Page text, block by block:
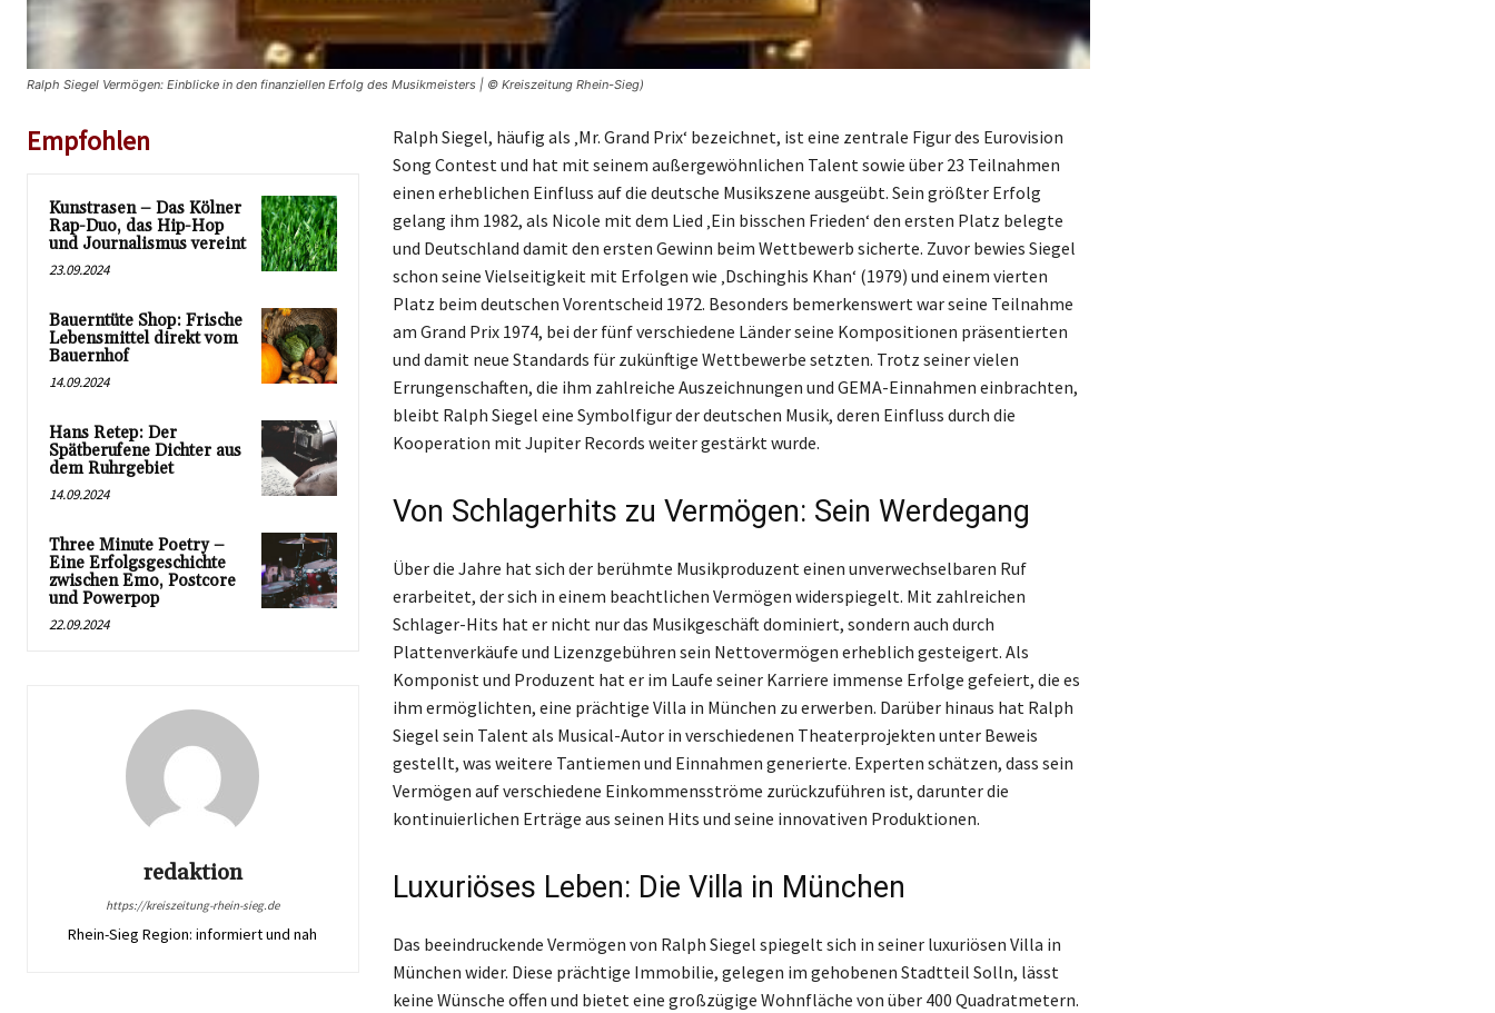
Ralph Siegel Vermögen: Einblicke in den finanziellen Erfolg des Musikmeisters | © Kreiszeitung Rhein-Sieg)
Empfohlen
Kunstrasen – Das Kölner
Rap-Duo, das Hip-Hop
und Journalismus vereint
23.09.2024
Bauerntüte Shop: Frische
Lebensmittel direkt vom
Bauernhof
14.09.2024
Hans Retep: Der
Spätberufene Dichter aus
dem Ruhrgebiet
14.09.2024
Three Minute Poetry –
Eine Erfolgsgeschichte
zwischen Emo, Postcore
und Powerpop
22.09.2024
redaktion
https://kreiszeitung-rhein-sieg.de
Rhein-Sieg Region: informiert und nah
Ralph Siegel, häufig als ‚Mr. Grand Prix‘ bezeichnet, ist eine zentrale Figur des Eurovision
Song Contest und hat mit seinem außergewöhnlichen Talent sowie über 23 Teilnahmen
einen erheblichen Einfluss auf die deutsche Musikszene ausgeübt. Sein größter Erfolg
gelang ihm 1982, als Nicole mit dem Lied ‚Ein bisschen Frieden‘ den ersten Platz belegte
und Deutschland damit den ersten Gewinn beim Wettbewerb sicherte. Zuvor bewies Siegel
schon seine Vielseitigkeit mit Erfolgen wie ‚Dschinghis Khan‘ (1979) und einem vierten
Platz beim deutschen Vorentscheid 1972. Besonders bemerkenswert war seine Teilnahme
am Grand Prix 1974, bei der fünf verschiedene Länder seine Kompositionen präsentierten
und damit neue Standards für zukünftige Wettbewerbe setzten. Trotz seiner vielen
Errungenschaften, die ihm zahlreiche Auszeichnungen und GEMA-Einnahmen einbrachten,
bleibt Ralph Siegel eine Symbolfigur der deutschen Musik, deren Einfluss durch die
Kooperation mit Jupiter Records weiter gestärkt wurde.
Von Schlagerhits zu Vermögen: Sein Werdegang
Über die Jahre hat sich der berühmte Musikproduzent einen unverwechselbaren Ruf
erarbeitet, der sich in einem beachtlichen Vermögen widerspiegelt. Mit zahlreichen
Schlager-Hits hat er nicht nur das Musikgeschäft dominiert, sondern auch durch
Plattenverkäufe und Lizenzgebühren sein Nettovermögen erheblich gesteigert. Als
Komponist und Produzent hat er im Laufe seiner Karriere immense Erfolge gefeiert, die es
ihm ermöglichten, eine prächtige Villa in München zu erwerben. Darüber hinaus hat Ralph
Siegel sein Talent als Musical-Autor in verschiedenen Theaterprojekten unter Beweis
gestellt, was weitere Tantiemen und Einnahmen generierte. Experten schätzen, dass sein
Vermögen auf verschiedene Einkommensströme zurückzuführen ist, darunter die
kontinuierlichen Erträge aus seinen Hits und seine innovativen Produktionen.
Luxuriöses Leben: Die Villa in München
Das beeindruckende Vermögen von Ralph Siegel spiegelt sich in seiner luxuriösen Villa in
München wider. Diese prächtige Immobilie, gelegen im gehobenen Stadtteil Solln, lässt
keine Wünsche offen und bietet eine großzügige Wohnfläche von über 400 Quadratmetern.